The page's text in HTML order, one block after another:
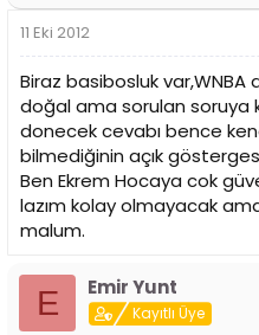
11 Eki 2012
Biraz basibosluk
doğal ama sorulan
donecek cevabı bence
bilmediğinin açık
Ben Ekrem Hocaya cok
lazım kolay olmayacak
malum.
E Emir Yunt
Kayıtlı Üye